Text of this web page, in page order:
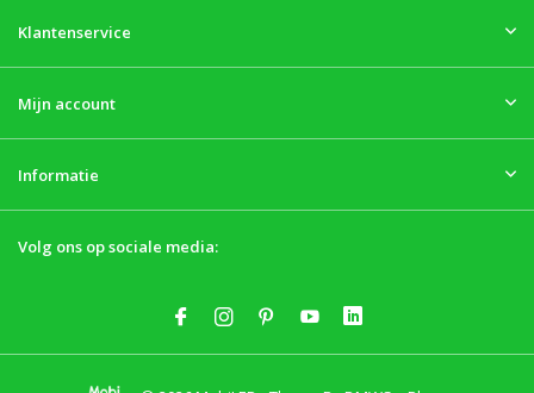
Klantenservice
Mijn account
Informatie
Volg ons op sociale media: